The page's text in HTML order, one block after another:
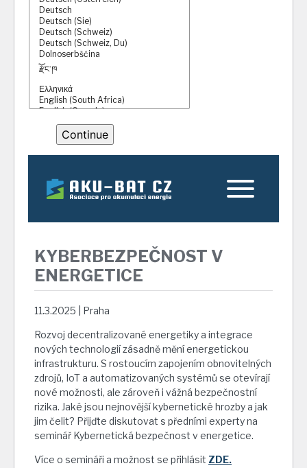
KYBERBEZPEČNOST V
ENERGETICE
11.3.2025 | Praha
Rozvoj decentralizované energetiky a integrace
nových technologií zásadně mění energetickou
infrastrukturu. S rostoucím zapojením obnovitelných
zdrojů, IoT a automatizovaných systémů se otevírají
nové možnosti, ale zároveň i vážná bezpečnostní
rizika. Jaké jsou nejnovější kybernetické hrozby a jak
jim čelit? Přijďte diskutovat s předními experty na
seminář Kybernetická bezpečnost v energetice.
Více o semináři a možnost se přihlásit ZDE.